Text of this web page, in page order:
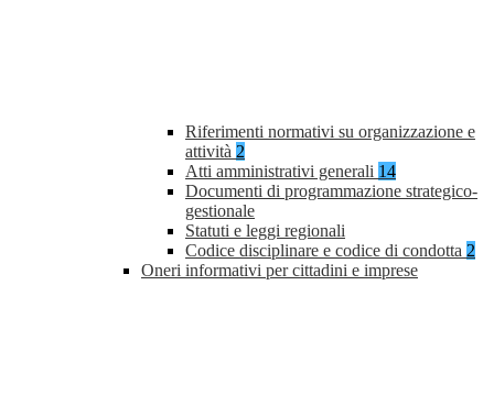
Riferimenti normativi su organizzazione e
attività 2
Atti amministrativi generali 14
Documenti di programmazione strategico-
gestionale
Statuti e leggi regionali
Codice disciplinare e codice di condotta 2
Oneri informativi per cittadini e imprese